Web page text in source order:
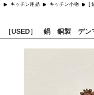
キッチン用品 キッチン小物 [
［USED］ 鍋 銅製 デン